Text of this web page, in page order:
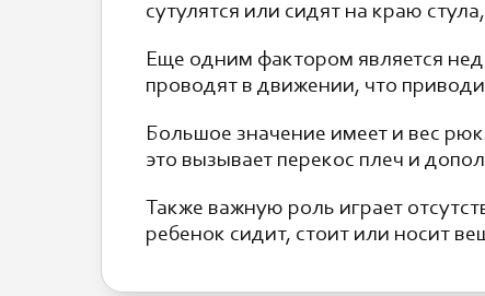
сутулятся или сидят на краю
Еще одним фактором является
проводят в движении, что
Большое значение имеет и вес
это вызывает перекос плеч и
Также важную роль играет
ребенок сидит, стоит или носит